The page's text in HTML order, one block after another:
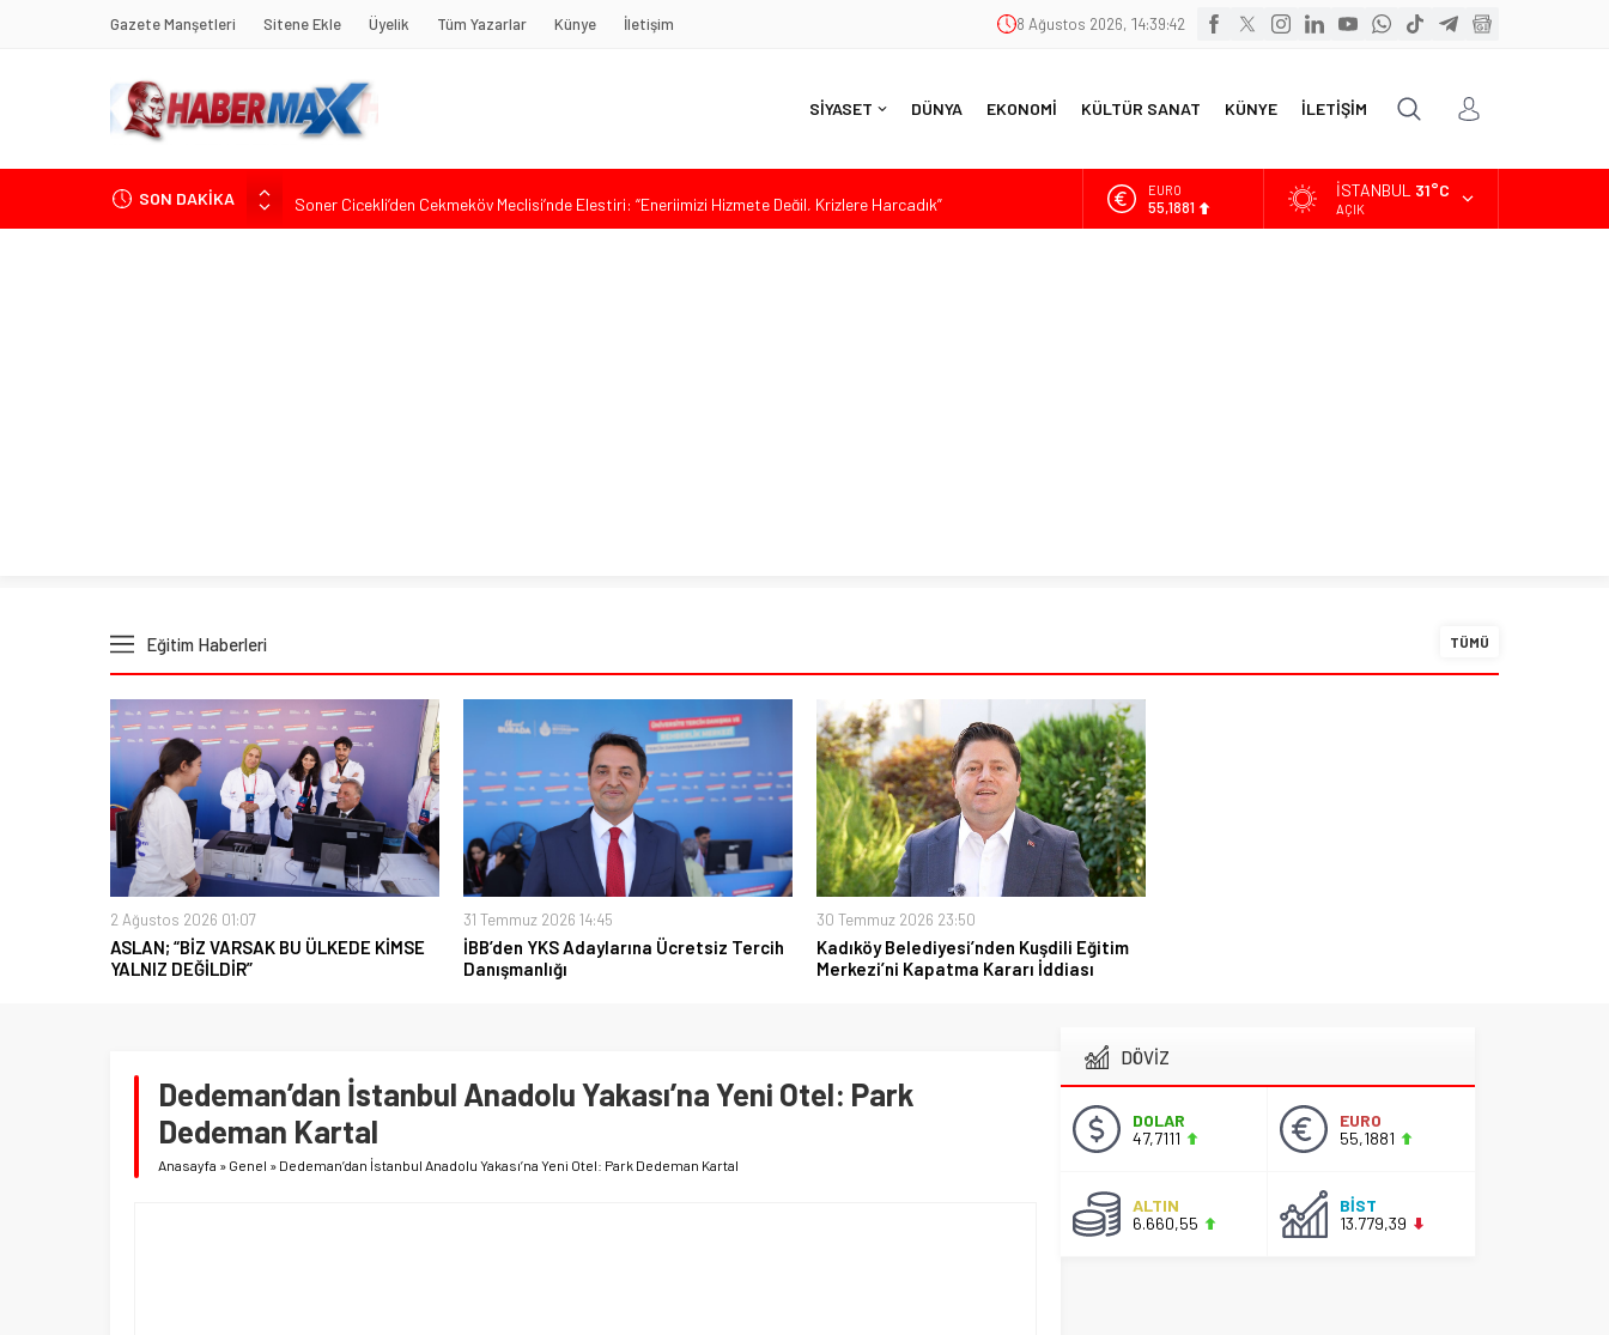
Gazete Manşetleri Sitene Ekle Üyelik Tüm Yazarlar Künye İletişim 8 Ağustos 2026, 14:39:44
SİYASET DÜNYA EKONOMİ KÜLTÜR SANAT KÜNYE İLETİŞİM
SON DAKİKA
Soner Çiçekli’den Çekmeköy Meclisi’nde Eleştiri: “Enerjimizi Hizmete Değil, Krizlere Harcadık”
Edremit’te Kaymakam Ahmet Odabaş’a Duygu Dolu Veda Gecesi
ALTIN
6.660,55
İSTANBUL 31°C
AÇIK
Eğitim Haberleri TÜMÜ
2 Ağustos 2026 01:07
ASLAN; “BİZ VARSAK BU ÜLKEDE KİMSE
YALNIZ DEĞİLDİR”
31 Temmuz 2026 14:45
İBB’den YKS Adaylarına Ücretsiz Tercih
Danışmanlığı
30 Temmuz 2026 23:50
Kadıköy Belediyesi’nden Kuşdili Eğitim
Merkezi’ni Kapatma Kararı İddiası
Dedeman’dan İstanbul Anadolu Yakası’na Yeni Otel: Park
Dedeman Kartal
Anasayfa » Genel » Dedeman’dan İstanbul Anadolu Yakası’na Yeni Otel: Park Dedeman Kartal
DÖVİZ
DOLAR
47,7111
EURO
55,1881
ALTIN
6.660,55
BİST
13.779,39